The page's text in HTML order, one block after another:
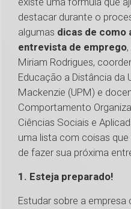
destacar durante o
algumas dicas de como
entrevista de emprego
Miriam Rodrigues,
Educação a Distância da
Mackenzie (UPM) e
Comportamento
Ciências Sociais e
uma lista com coisas
de fazer sua próxima
1. Esteja preparado!
Estudar sobre a